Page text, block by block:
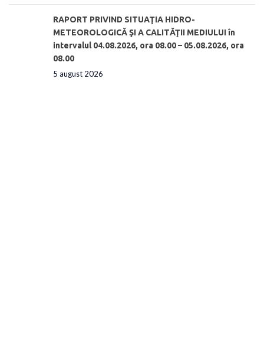
RAPORT PRIVIND SITUAŢIA HIDRO-
METEOROLOGICĂ ŞI A CALITĂŢII MEDIULUI în
intervalul 04.08.2026, ora 08.00 – 05.08.2026, ora
08.00
5 august 2026